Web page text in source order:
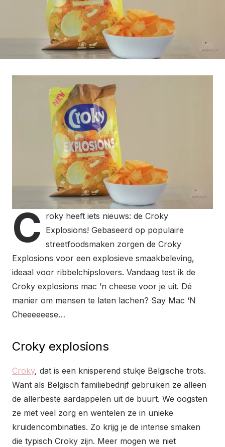
C roky heeft iets nieuws: de Croky
Explosions! Gebaseerd op populaire
streetfoodsmaken zorgen de Croky
Explosions voor een explosieve smaakbeleving,
ideaal voor ribbelchipslovers. Vandaag test ik de
Croky explosions mac ’n cheese voor je uit. Dé
manier om mensen te laten lachen? Say Mac ‘N
Cheeeeeese…
Croky explosions
Croky, dat is een knisperend stukje Belgische trots.
Want als Belgisch familiebedrijf gebruiken ze alleen
de allerbeste aardappelen uit de buurt. We oogsten
ze met veel zorg en wentelen ze in unieke
kruidencombinaties. Zo krijg je de intense smaken
die typisch Croky zijn. Meer mogen we niet